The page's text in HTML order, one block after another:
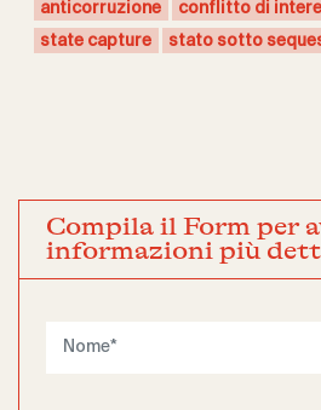
anticorruzione conflitto di
state capture
stato sotto
Compila il Form per
informazioni più